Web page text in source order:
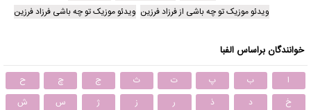
ویدئو موزیک تو چه باشی از فرزاد فرزین ویدئو موزیک تو چه باشی فرزاد فرزین
خوانندگان براساس الفبا
ا ب پ ت ث ج چ
ح
خ
د ذ ر ز ژ س
ش